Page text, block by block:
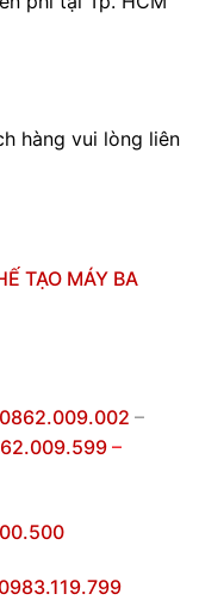
hàng vui lòng liên
TẠO MÁY BA
0862.009.002 –
–
0983.119.799